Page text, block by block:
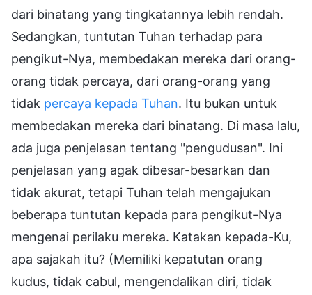
dari binatang yang tingkatannya lebih rendah.
Sedangkan, tuntutan Tuhan terhadap para
pengikut-Nya, membedakan mereka dari orang-
orang tidak percaya, dari orang-orang yang
tidak percaya kepada Tuhan. Itu bukan untuk
membedakan mereka dari binatang. Di masa lalu,
ada juga penjelasan tentang "pengudusan". Ini
penjelasan yang agak dibesar-besarkan dan
tidak akurat, tetapi Tuhan telah mengajukan
beberapa tuntutan kepada para pengikut-Nya
mengenai perilaku mereka. Katakan kepada-Ku,
apa sajakah itu? (Memiliki kepatutan orang
kudus, tidak cabul, mengendalikan diri, tidak